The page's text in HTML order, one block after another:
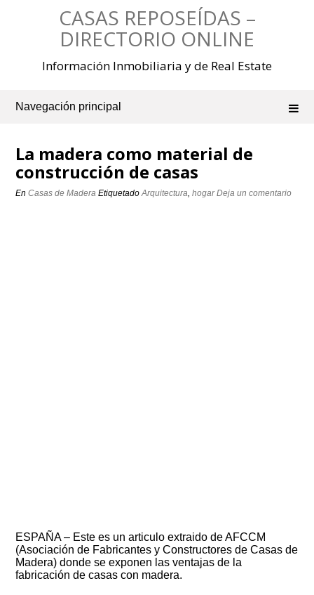
CASAS REPOSEÍDAS –
DIRECTORIO ONLINE
Información Inmobiliaria y de Real Estate
Navegación principal
La madera como material de
construcción de casas
EnCasas de Madera EtiquetadoArquitectura,hogar Deja un comentario
ESPAÑA – Este es un articulo extraido de AFCCM
(Asociación de Fabricantes y Constructores de Casas de
Madera) donde se exponen las ventajas de la
fabricación de casas con madera.